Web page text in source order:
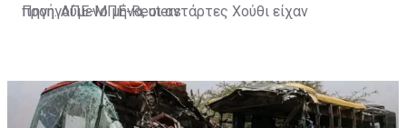
προηγούμενο μήνα, οι αντάρτες Χούθι είχαν
Πηγή: ΑΠΕ-ΜΠΕ-Reuters